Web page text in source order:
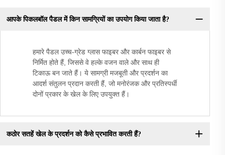
आपके पिकलबॉल पैडल में किन सामग्रियों का उपयोग किया जाता है?
हमारे पैडल उच्च-ग्रेड ग्लास फाइबर और कार्बन फाइबर से
निर्मित होते हैं, जिससे वे हल्के वजन वाले और साथ ही
टिकाऊ बन जाते हैं। ये सामग्री मजबूती और प्रदर्शन का
आदर्श संतुलन प्रदान करती हैं, जो मनोरंजक और प्रतिस्पर्धी
दोनों प्रकार के खेल के लिए उपयुक्त हैं।
कठोर सतहें खेल के प्रदर्शन को कैसे प्रभावित करती हैं?